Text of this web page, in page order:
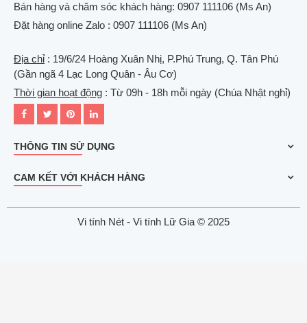
Bán hàng và chăm sóc khách hàng: 0907 111106 (Ms An)
Đặt hàng online Zalo : 0907 111106 (Ms An)
Địa chỉ: 19/6/24 Hoàng Xuân Nhị, P.Phú Trung, Q. Tân Phú
(Gần ngã 4 Lạc Long Quân - Âu Cơ)
Thời gian hoạt động : Từ 09h - 18h mỗi ngày (Chúa Nhật nghỉ)
THÔNG TIN SỬ DỤNG
CAM KẾT VỚI KHÁCH HÀNG
Vi tính Nét - Vi tính Lữ Gia © 2025